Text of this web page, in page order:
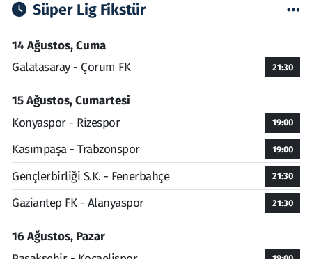
Süper Lig Fikstür
14 Ağustos, Cuma
Galatasaray - Çorum FK
21:30
15 Ağustos, Cumartesi
Konyaspor - Rizespor
19:00
Kasımpaşa - Trabzonspor 19:00
Gençlerbirliği S.K. - Fenerbahçe 21:30
Gaziantep FK - Alanyaspor 21:30
16 Ağustos, Pazar